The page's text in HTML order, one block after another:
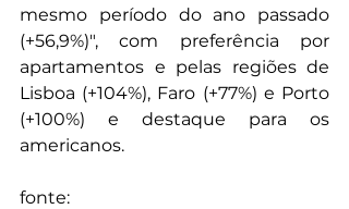
mesmo período do ano passado
(+56,9%)", com preferência por
apartamentos e pelas regiões de
Lisboa (+104%), Faro (+77%) e Porto
(+100%) e destaque para os
americanos.
fonte: